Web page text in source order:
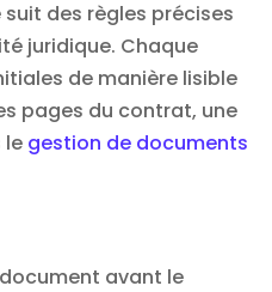
des règles précises
juridique. Chaque
de manière lisible
pages du contrat, une
le gestion de documents
avant le